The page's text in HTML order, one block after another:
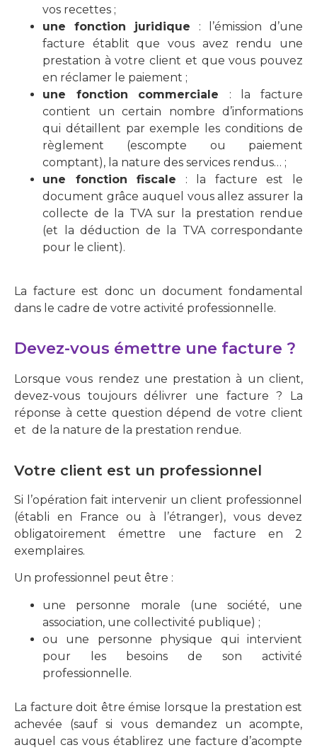
vos recettes ;
une fonction juridique : l’émission d’une
facture établit que vous avez rendu une
prestation à votre client et que vous pouvez
en réclamer le paiement ;
une fonction commerciale : la facture
contient un certain nombre d’informations
qui détaillent par exemple les conditions de
règlement (escompte ou paiement
comptant), la nature des services rendus… ;
une fonction fiscale : la facture est le
document grâce auquel vous allez assurer la
collecte de la TVA sur la prestation rendue
(et la déduction de la TVA correspondante
pour le client).
La facture est donc un document fondamental
dans le cadre de votre activité professionnelle.
Devez-vous émettre une facture ?
Lorsque vous rendez une prestation à un client,
devez-vous toujours délivrer une facture ? La
réponse à cette question dépend de votre client
et de la nature de la prestation rendue.
Votre client est un professionnel
Si l’opération fait intervenir un client professionnel
(établi en France ou à l’étranger), vous devez
obligatoirement émettre une facture en 2
exemplaires.
Un professionnel peut être :
une personne morale (une société, une
association, une collectivité publique) ;
ou une personne physique qui intervient
pour les besoins de son activité
professionnelle.
La facture doit être émise lorsque la prestation est
achevée (sauf si vous demandez un acompte,
auquel cas vous établirez une facture d’acompte